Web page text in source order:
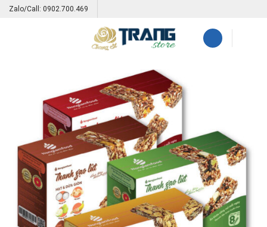
SkipZalo/Call: 0902.700.469